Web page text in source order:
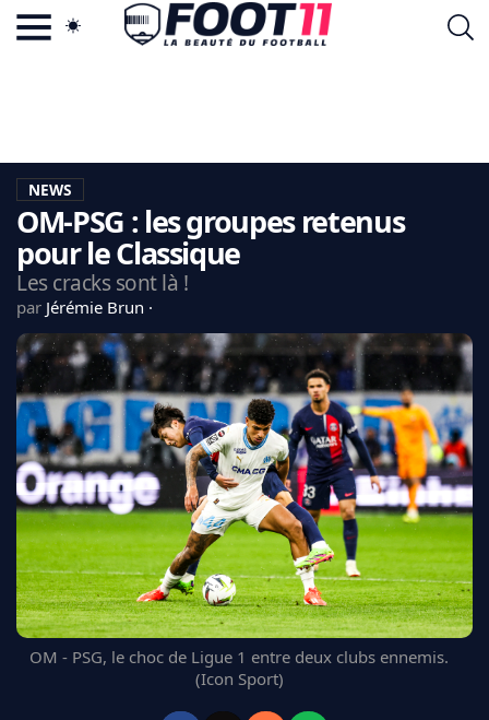
LA CHARTE
VIE PRIVÉE
CGU
CONTACTEZ-NOUS
MERCATO
CDM 2026
EDF
PSG
LIGUE 1
REAL MADRID
FC BARCELONE
MANCHESTER UNITED
CHELSEA
ARSENAL
BAYERN
L'AVIS DE LA RÉDAC'
NEWS
OM-PSG : les groupes retenus
pour le Classique
Les cracks sont là !
par Jérémie Brun
OM - PSG, le choc de Ligue 1 entre deux clubs ennemis.
(Icon Sport)